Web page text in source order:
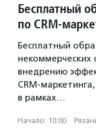
Бесплатный
по CRM-
Бесплатный
некоммерческих
внедрению
CRM-
в рамках…
Начало: 10:00 ·